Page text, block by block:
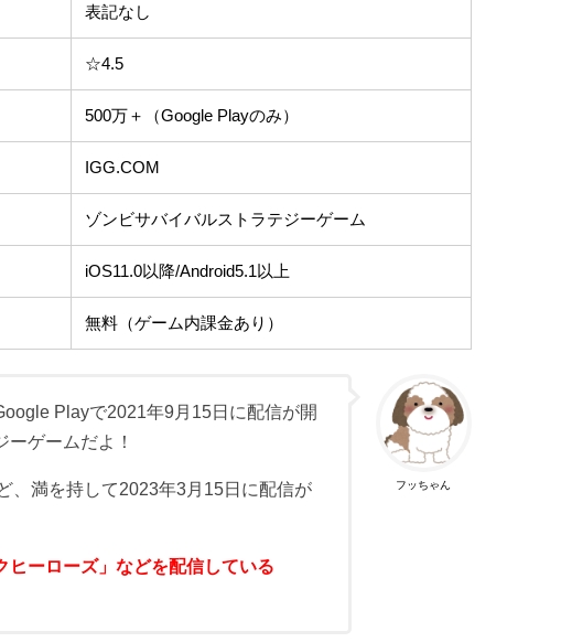
表記なし
☆4.5
500万＋（Google Playのみ）
IGG.COM
ゾンビサバイバルストラテジーゲーム
iOS11.0以降/Android5.1以上
無料（ゲーム内課金あり）
フッちゃん
Playで2021年9月15日に配信が開
ゲームだよ！
、満を持して2023年3月15日に配信が
ヒーローズ」などを配信している